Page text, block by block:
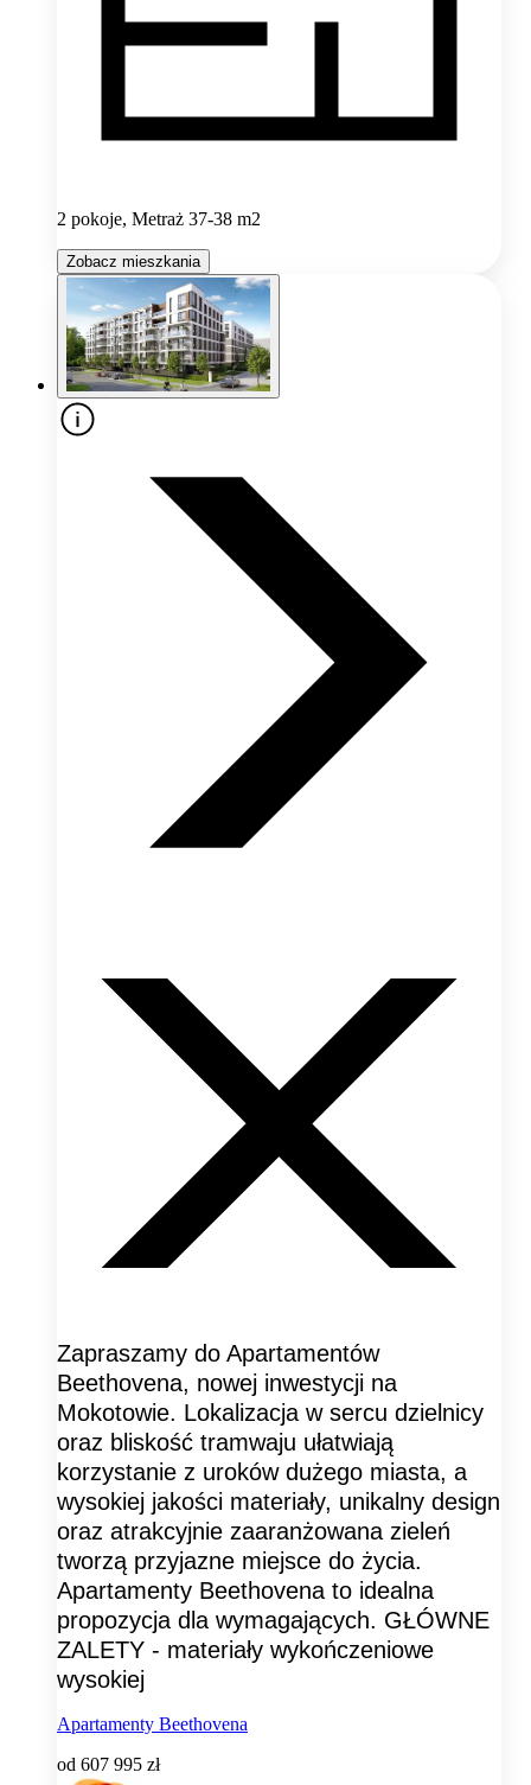
2 pokoje, Metraż 37-38 m2
Zobacz mieszkania
Zapraszamy do Apartamentów
Beethovena, nowej inwestycji na
Mokotowie. Lokalizacja w sercu dzielnicy
oraz bliskość tramwaju ułatwiają
korzystanie z uroków dużego miasta, a
wysokiej jakości materiały, unikalny design
oraz atrakcyjnie zaaranżowana zieleń
tworzą przyjazne miejsce do życia.
Apartamenty Beethovena to idealna
propozycja dla wymagających. GŁÓWNE
ZALETY - materiały wykończeniowe
wysokiej
Apartamenty Beethovena
od 607 995 zł